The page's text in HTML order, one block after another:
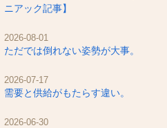
ニアック記事】
2026-08-01
ただでは倒れない姿勢が大事。
2026-07-17
需要と供給がもたらす違い。
2026-06-30